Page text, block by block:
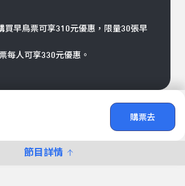
購票去
節目詳情
買早鳥票可享310元優惠，限量30張早
每人可享330元優惠。